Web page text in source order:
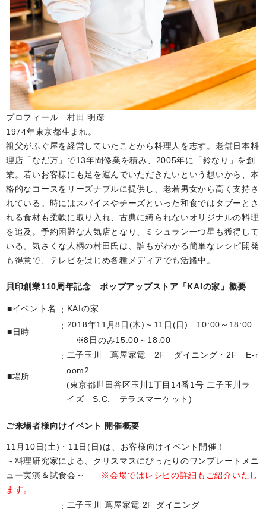
プロフィール 村田 明彦
1974年東京都生まれ。
祖父がふぐ屋を経営していたことから料理人を志す。老舗日本料
理店「なだ万」で13年間修業を積み、2005年に「鈴なり」を創
業。若いお客様にも足を運んでいただきたいという想いから、本
格的なコースをリーズナブルに提供し、老若男女から高く支持さ
れている。時にはスパイスやチーズといった和食ではタブーとさ
れる食材も柔軟に取り入れ、古典に縛られないオリジナルの料理
を追及。予約困難な人気店となり、ミシュラン一つ星も獲得して
いる。気さくな人柄の村田氏は、誰もがわかる簡単なレシピ開発
も得意で、テレビをはじめ各種メディアでも活躍中。
貝印創業110周年記念 ポップアップストア「KAIの家」概要
■イベント名 KAIの家
■日時
2018年11月8日(木)～11日(日) 10:00～18:00
※8日のみ15:00～18:00
■場所
二子玉川 蔦屋家電 2F ダイニング・2F E-r
oom2
(東京都世田谷区玉川1丁目14番1号 二子玉川ラ
イズ S.C. テラスマーケット)
ご来場者様向けイベント 開催概要
11月10日(土)・11日(日)は、お客様向けイベント開催！
～料理研究家による、クリスマスにぴったりのワンプレートメニ
ュー実演＆試食会～
※会場ではレシピの詳細もご紹介いたし
ます。
二子玉川 蔦屋家電 2F ダイニング